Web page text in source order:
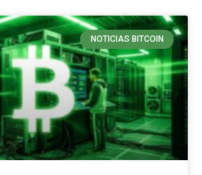
NOTICIAS BITCOIN